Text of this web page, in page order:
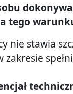
tego
nie stawia
zakresie